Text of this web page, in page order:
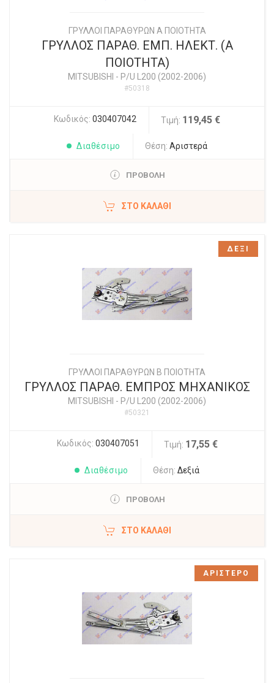
ΓΡΥΛΛΟΙ ΠΑΡΑΘΥΡΩΝ Α ΠΟΙΟΤΗΤΑ
ΓΡΥΛΛΟΣ ΠΑΡΑΘ. ΕΜΠ. ΗΛΕΚΤ. (Α
ΠΟΙΟΤΗΤΑ)
MITSUBISHI - P/U L200 (2002-2006)
#50318
Κωδικός: 030407042 Τιμή: 119,45 €
Διαθέσιμο Θέση: Αριστερά
ΠΡΟΒΟΛΗ
ΣΤΟ ΚΑΛΆΘΙ
ΓΡΥΛΛΟΙ ΠΑΡΑΘΥΡΩΝ Β ΠΟΙΟΤΗΤΑ
ΓΡΥΛΛΟΣ ΠΑΡΑΘ. ΕΜΠΡΟΣ ΜΗΧΑΝΙΚΟΣ
MITSUBISHI - P/U L200 (2002-2006)
#50321
Κωδικός: 030407051 Τιμή: 17,55 €
Διαθέσιμο Θέση: Δεξιά
ΠΡΟΒΟΛΗ
ΣΤΟ ΚΑΛΆΘΙ
ΔΕΞΙ
ΑΡΙΣΤΕΡΟ